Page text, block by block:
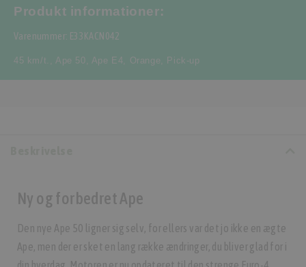
Produkt informationer:
Varenummer: E33KACN042
45 km/t. Ape 50 Ape E4 Orange Pick-up
Ny og forbedret Ape
Den nye Ape 50 ligner sig selv, for ellers var det jo ikke en ægte
Ape, men der er sket en lang række ændringer, du bliver glad for i